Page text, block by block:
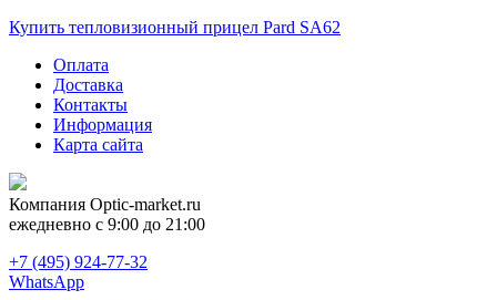
Купить тепловизионный прицел Pard SA62
Оплата
Доставка
Контакты
Информация
Карта сайта
Компания Optic-market.ru
ежедневно с 9:00 до 21:00
+7 (495) 924-77-32
WhatsApp